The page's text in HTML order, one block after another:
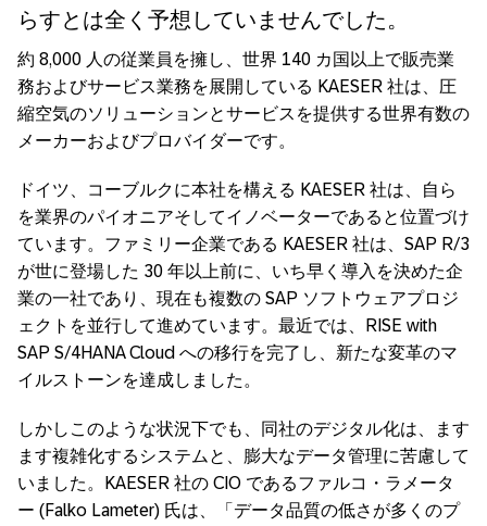
らすとは全く予想していませんでした。
約 8,000 人の従業員を擁し、世界 140 カ国以上で販売業
務およびサービス業務を展開している KAESER 社は、圧
縮空気のソリューションとサービスを提供する世界有数の
メーカーおよびプロバイダーです。
ドイツ、コーブルクに本社を構える KAESER 社は、自ら
を業界のパイオニアそしてイノベーターであると位置づけ
ています。ファミリー企業である KAESER 社は、SAP R/3
が世に登場した 30 年以上前に、いち早く導入を決めた企
業の一社であり、現在も複数の SAP ソフトウェアプロジ
ェクトを並行して進めています。最近では、RISE with
SAP S/4HANA Cloud への移行を完了し、新たな変革のマ
イルストーンを達成しました。
しかしこのような状況下でも、同社のデジタル化は、ます
ます複雑化するシステムと、膨大なデータ管理に苦慮して
いました。KAESER 社の CIO であるファルコ・ラメータ
ー (Falko Lameter) 氏は、「データ品質の低さが多くのプ